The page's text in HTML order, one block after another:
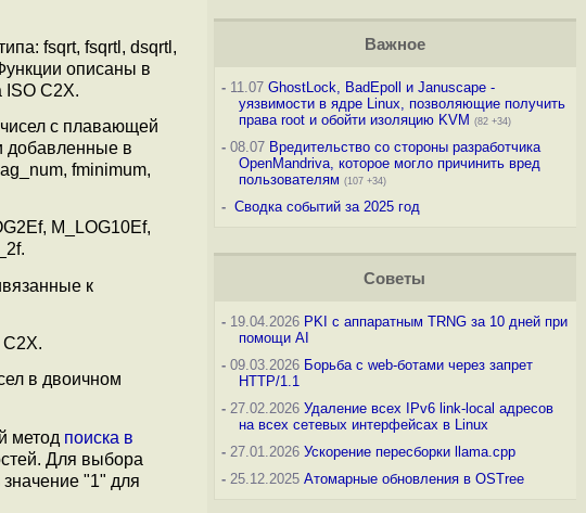
fsqrt, fsqrtl, dsqrtl,
описаны в
ISO C2X.
с плавающей
добавленные в
fminimum,
M_LOG10Ef,
к
в двоичном
метод поиска в
Для выбора
"1" для
Важное
-11.07 GhostLock, BadEpoll и Januscape -
уязвимости в ядре Linux, позволяющие получить
права root и обойти изоляцию KVM (82 +34)
-08.07 Вредительство со стороны разработчика
OpenMandriva, которое могло причинить вред
пользователям (107 +34)
- Сводка событий за 2025 год
Советы
-19.04.2026 PKI с аппаратным TRNG за 10 дней при
помощи AI
-09.03.2026 Борьба с web-ботами через запрет
HTTP/1.1
-27.02.2026 Удаление всех IPv6 link-local адресов
на всех сетевых интерфейсах в Linux
-27.01.2026 Ускорение пересборки llama.cpp
-25.12.2025 Атомарные обновления в OSTree